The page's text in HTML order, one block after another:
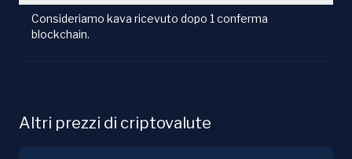
Consideriamo kava ricevuto dopo 1 conferma
blockchain.
Altri prezzi di criptovalute